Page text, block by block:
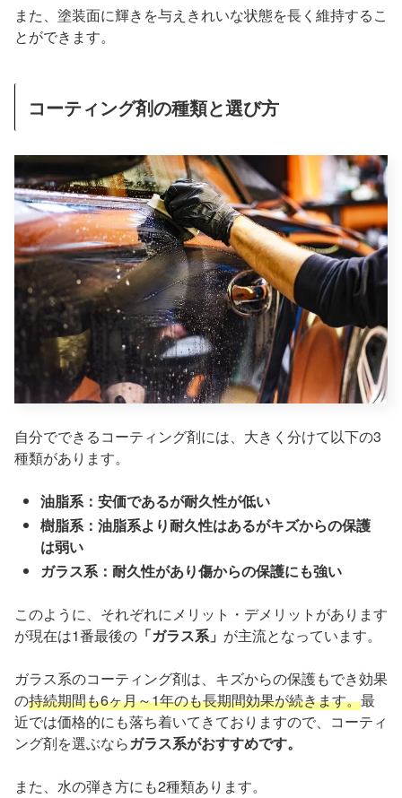
また、塗装面に輝きを与えきれいな状態を長く維持するこ
とができます。
コーティング剤の種類と選び方
自分でできるコーティング剤には、大きく分けて以下の3
種類があります。
油脂系：安価であるが耐久性が低い
樹脂系：油脂系より耐久性はあるがキズからの保護
は弱い
ガラス系：耐久性があり傷からの保護にも強い
このように、それぞれにメリット・デメリットがあります
が現在は1番最後の 「ガラス系」 が主流となっています。
ガラス系のコーティング剤は、キズからの保護もでき効果
の持続期間も6ヶ月～1年のも長期間効果が続きます。最
近では価格的にも落ち着いてきておりますので、コーティ
ング剤を選ぶならガラス系がおすすめです。
また、水の弾き方にも2種類あります。